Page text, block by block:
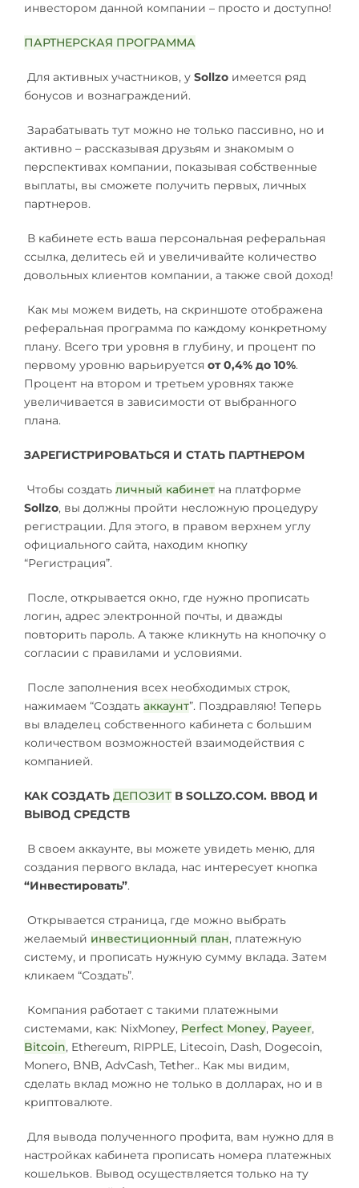
инвестором данной компании – просто и доступно!
ПАРТНЕРСКАЯ ПРОГРАММА
Для активных участников, у Sollzo имеется ряд
бонусов и вознаграждений.
Зарабатывать тут можно не только пассивно, но и
активно – рассказывая друзьям и знакомым о
перспективах компании, показывая собственные
выплаты, вы сможете получить первых, личных
партнеров.
В кабинете есть ваша персональная реферальная
ссылка, делитесь ей и увеличивайте количество
довольных клиентов компании, а также свой доход!
Как мы можем видеть, на скриншоте отображена
реферальная программа по каждому конкретному
плану. Всего три уровня в глубину, и процент по
первому уровню варьируется от 0,4% до 10%.
Процент на втором и третьем уровнях также
увеличивается в зависимости от выбранного
плана.
ЗАРЕГИСТРИРОВАТЬСЯ И СТАТЬ ПАРТНЕРОМ
Чтобы создать личный кабинет на платформе
Sollzo, вы должны пройти несложную процедуру
регистрации. Для этого, в правом верхнем углу
официального сайта, находим кнопку
“Регистрация”.
После, открывается окно, где нужно прописать
логин, адрес электронной почты, и дважды
повторить пароль. А также кликнуть на кнопочку о
согласии с правилами и условиями.
После заполнения всех необходимых строк,
нажимаем “Создать аккаунт”. Поздравляю! Теперь
вы владелец собственного кабинета с большим
количеством возможностей взаимодействия с
компанией.
КАК СОЗДАТЬ ДЕПОЗИТВ SOLLZO.COM. ВВОД И
ВЫВОД СРЕДСТВ
В своем аккаунте, вы можете увидеть меню, для
создания первого вклада, нас интересует кнопка
“Инвестировать”.
Открывается страница, где можно выбрать
желаемый инвестиционный план, платежную
систему, и прописать нужную сумму вклада. Затем
кликаем “Создать”.
Компания работает с такими платежными
системами, как: NixMoney, Perfect Money, Payeer,
Bitcoin, Ethereum, RIPPLE, Litecoin, Dash, Dogecoin,
Monero, BNB, AdvCash, Tether.. Как мы видим,
сделать вклад можно не только в долларах, но и в
криптовалюте.
Для вывода полученного профита, вам нужно для в
настройках кабинета прописать номера платежных
кошельков. Вывод осуществляется только на ту